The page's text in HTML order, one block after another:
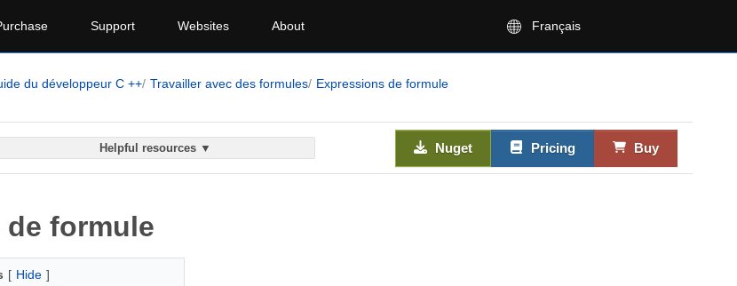
Support Websites About Français
du développeur C ++ Travailler avec des formules Expressions de formule
Helpful resources ▼ Nuget Pricing Buy
formule
[ Hide ]